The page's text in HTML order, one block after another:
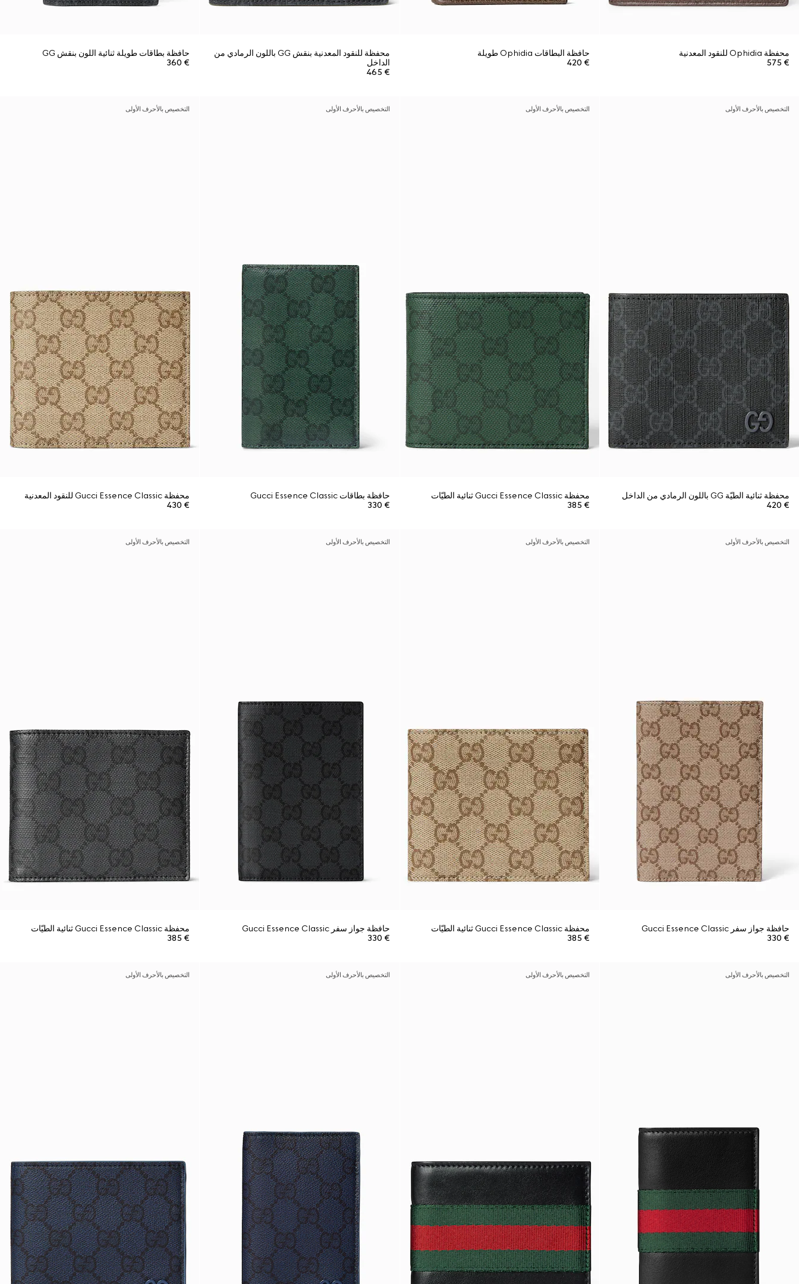
محفظة Ophidia للنقود المعدنية
€ 575
حافظة البطاقات Ophidia طويلة
€ 420
محفظة للنقود المعدنية بنقش GG باللون الرمادي من
الداخل
€ 465
حافظة بطاقات طويلة ثنائية اللون بنقش GG
€ 360
التخصيص بالأحرف الأولى
محفظة ثنائية الطيّة GG باللون الرمادي من الداخل
€ 420
التخصيص بالأحرف الأولى
محفظة Gucci Essence Classic ثنائية الطيّات
€ 385
التخصيص بالأحرف الأولى
حافظة بطاقات Gucci Essence Classic
€ 330
التخصيص بالأحرف الأولى
محفظة Gucci Essence Classic للنقود المعدنية
€ 430
التخصيص بالأحرف الأولى
حافظة جواز سفر Gucci Essence Classic
€ 330
التخصيص بالأحرف الأولى
محفظة Gucci Essence Classic ثنائية الطيّات
€ 385
التخصيص بالأحرف الأولى
حافظة جواز سفر Gucci Essence Classic
€ 330
التخصيص بالأحرف الأولى
محفظة Gucci Essence Classic ثنائية الطيّات
€ 385
التخصيص بالأحرف الأولى التخصيص بالأحرف الأولى التخصيص بالأحرف الأولى التخصيص بالأحرف الأولى